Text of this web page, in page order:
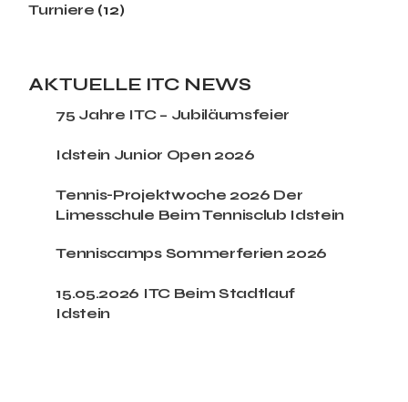
Turniere (12)
AKTUELLE ITC NEWS
75 Jahre ITC – Jubiläumsfeier
Idstein Junior Open 2026
Tennis-Projektwoche 2026 Der
Limesschule Beim Tennisclub Idstein
Tenniscamps Sommerferien 2026
15.05.2026 ITC Beim Stadtlauf
Idstein